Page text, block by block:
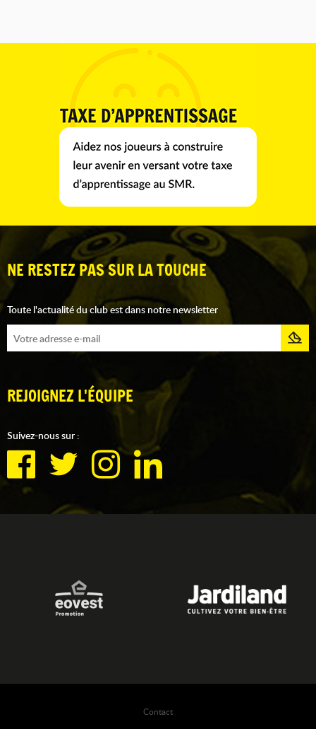
NE RESTEZ PAS SUR LA TOUCHE
Toute l'actualité du club est dans notre newsletter
REJOIGNEZ L'ÉQUIPE
Suivez-nous sur :
Contact